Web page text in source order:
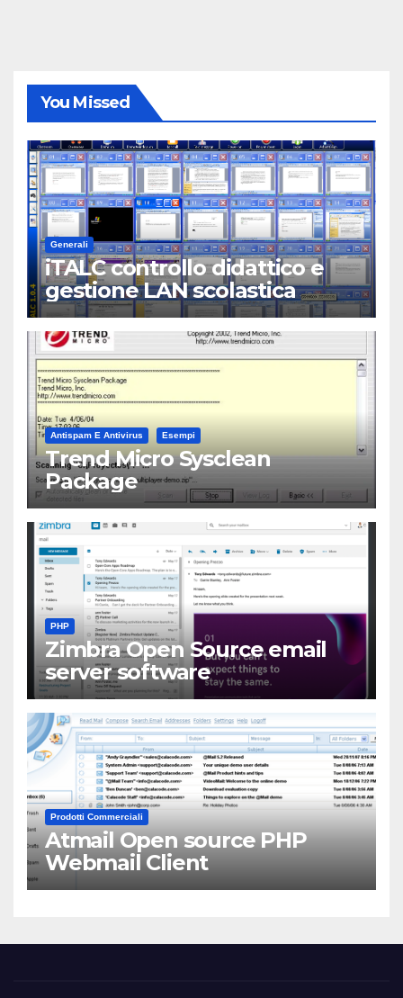
You Missed
Generali
iTALC controllo didattico e
gestione LAN scolastica
Antispam E Antivirus Esempi
Trend Micro Sysclean
Package
PHP
Zimbra Open Source email
server software
Prodotti Commerciali
Atmail Open source PHP
Webmail Client